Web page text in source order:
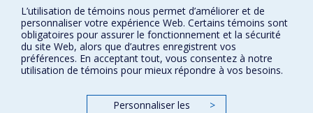
FACULTÉ DES ARTS ET DES SCIENCES
Nos départements et écoles
Nos centres d'études
L’utilisation de témoins nous permet d’améliorer et de
personnaliser votre expérience Web. Certains témoins sont
obligatoires pour assurer le fonctionnement et la sécurité
du site Web, alors que d’autres enregistrent vos
préférences. En acceptant tout, vous consentez à notre
utilisation de témoins pour mieux répondre à vos besoins.
Personnaliser les
>